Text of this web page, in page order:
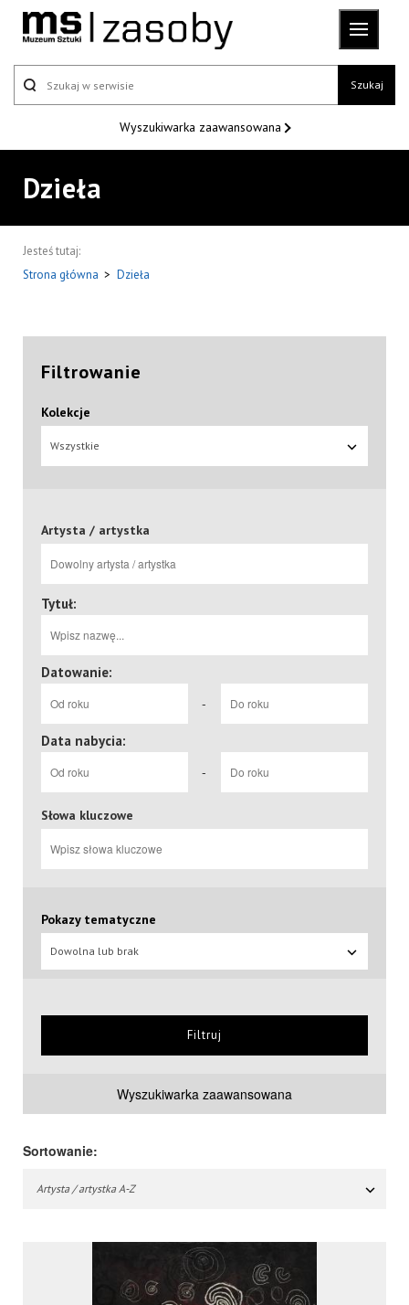
Szukaj
Wyszukiwarka zaawansowana
Dzieła
Jesteś tutaj:
Strona główna > Dzieła
Filtrowanie
Kolekcje
Wszystkie
Artysta / artystka
Tytuł:
Datowanie:
-
Data nabycia:
-
Słowa kluczowe
Pokazy tematyczne
Dowolna lub brak
Filtruj
Wyszukiwarka zaawansowana
Sortowanie:
Artysta / artystka A-Z